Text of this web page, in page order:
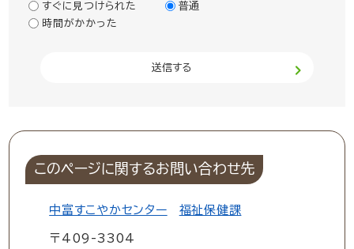
すぐに見つけられた
普通
時間がかかった
このページに関するお問い合わせ先
中富すこやかセンター 福祉保健課
〒409-3304